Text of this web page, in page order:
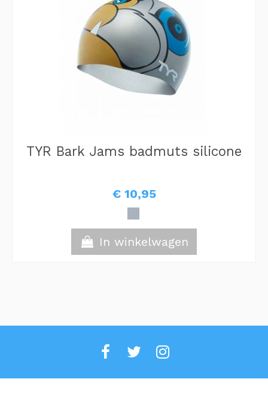
TYR Bark Jams badmuts silicone
€ 10,95
In winkelwagen